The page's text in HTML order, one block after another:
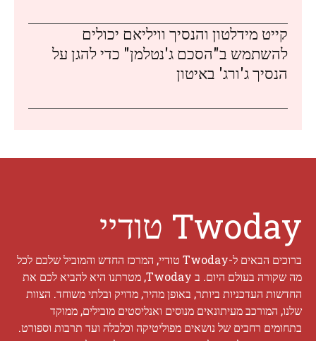
קייט מידלטון והנסיך וויליאם יכולים
להשתמש ב"הסכם ג'נטלמן" כדי להגן על
הנסיך ג'ורג' באיטון
Twoday טודיי
ברוכים הבאים ל-Twoday טודיי, המרכז החדש והמוביל שלכם לכל
מה שקורה בעולם היום. ב Twoday, מטרתנו היא להביא לכם את
החדשות העדכניות ביותר, באופן מהיר, מדויק ובלתי משוחד. הצוות
שלנו, המורכב מעיתונאים מנוסים ואנליסטים מובילים, ממוקד
בתחומים רחבים של נושאים מפוליטיקה וכלכלה ועד תרבות וספורט.